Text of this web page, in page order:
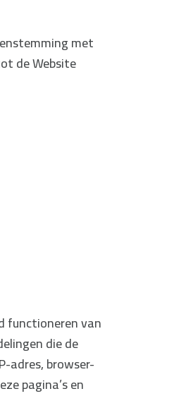
met
de Website
functioneren van
die de
adres, browser-
pagina’s en